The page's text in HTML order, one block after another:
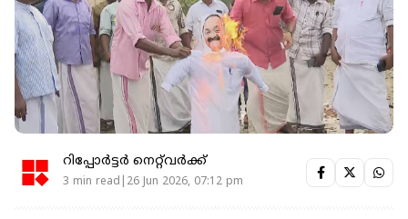
റിപ്പോർട്ടർ നെറ്റ്‌വര്‍ക്ക്‌
3 min read|26 Jun 2026, 07:12 pm